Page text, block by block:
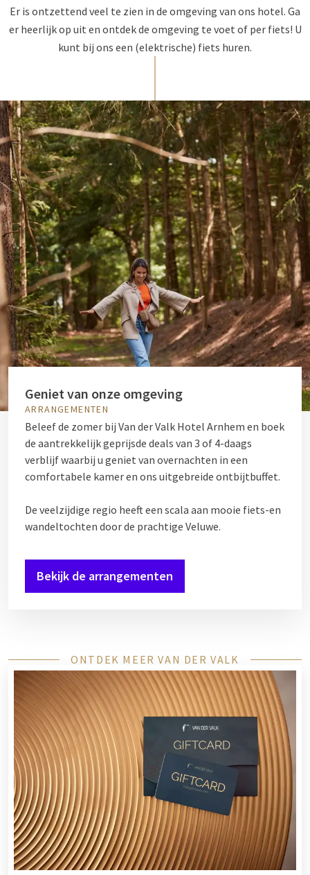
Er is ontzettend veel te zien in de omgeving van ons hotel. Ga
er heerlijk op uit en ontdek de omgeving te voet of per fiets! U
kunt bij ons een (elektrische) fiets huren.
Geniet van onze omgeving
ARRANGEMENTEN
Beleef de zomer bij Van der Valk Hotel Arnhem en boek
de aantrekkelijk geprijsde deals van 3 of 4-daags
verblijf waarbij u geniet van overnachten in een
comfortabele kamer en ons uitgebreide ontbijtbuffet.
De veelzijdige regio heeft een scala aan mooie fiets-en
wandeltochten door de prachtige Veluwe.
Bekijk de arrangementen
ONTDEK MEER VAN DER VALK